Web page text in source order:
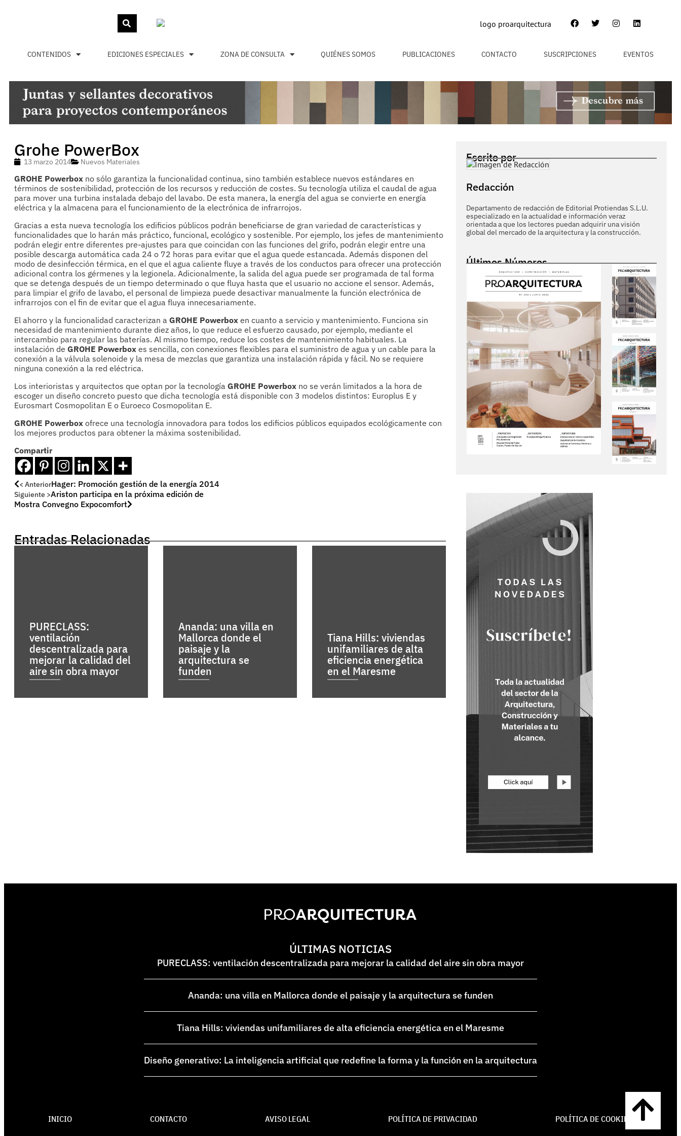
CONTENIDOS EDICIONES ESPECIALES ZONA DE CONSULTA QUIÉNES SOMOS PUBLICACIONES CONTACTO SUSCRIPCIONES EVENTOS
Grohe PowerBox
13 marzo 2014 Nuevos Materiales
GROHE Powerbox no sólo garantiza la funcionalidad continua, sino también establece nuevos estándares en
términos de sostenibilidad, protección de los recursos y reducción de costes. Su tecnología utiliza el caudal de agua
para mover una turbina instalada debajo del lavabo. De esta manera, la energía del agua se convierte en energía
eléctrica y la almacena para el funcionamiento de la electrónica de infrarrojos.
Gracias a esta nueva tecnología los edificios públicos podrán beneficiarse de gran variedad de características y
funcionalidades que lo harán más práctico, funcional, ecológico y sostenible. Por ejemplo, los jefes de mantenimiento
podrán elegir entre diferentes pre-ajustes para que coincidan con las funciones del grifo, podrán elegir entre una
posible descarga automática cada 24 o 72 horas para evitar que el agua quede estancada. Además disponen del
modo de desinfección térmica, en el que el agua caliente fluye a través de los conductos para ofrecer una protección
adicional contra los gérmenes y la legionela. Adicionalmente, la salida del agua puede ser programada de tal forma
que se detenga después de un tiempo determinado o que fluya hasta que el usuario no accione el sensor. Además,
para limpiar el grifo de lavabo, el personal de limpieza puede desactivar manualmente la función electrónica de
infrarrojos con el fin de evitar que el agua fluya innecesariamente.
El ahorro y la funcionalidad caracterizan a GROHE Powerbox en cuanto a servicio y mantenimiento. Funciona sin
necesidad de mantenimiento durante diez años, lo que reduce el esfuerzo causado, por ejemplo, mediante el
intercambio para regular las baterías. Al mismo tiempo, reduce los costes de mantenimiento habituales. La
instalación de GROHE Powerbox es sencilla, con conexiones flexibles para el suministro de agua y un cable para la
conexión a la válvula solenoide y la mesa de mezclas que garantiza una instalación rápida y fácil. No se requiere
ninguna conexión a la red eléctrica.
Los interioristas y arquitectos que optan por la tecnología GROHE Powerbox no se verán limitados a la hora de
escoger un diseño concreto puesto que dicha tecnología está disponible con 3 modelos distintos: Europlus E y
Eurosmart Cosmopolitan E o Euroeco Cosmopolitan E.
GROHE Powerbox ofrece una tecnología innovadora para todos los edificios públicos equipados ecológicamente con
los mejores productos para obtener la máxima sostenibilidad.
Compartir
< AnteriorHager: Promoción gestión de la energía 2014
Siguiente >Ariston participa en la próxima edición de
Mostra Convegno Expocomfort
Entradas Relacionadas
PURECLASS:
ventilación
descentralizada para
mejorar la calidad del
aire sin obra mayor
Ananda: una villa en
Mallorca donde el
paisaje y la
arquitectura se
funden
Tiana Hills: viviendas
unifamiliares de alta
eficiencia energética
en el Maresme
Escrito por
Redacción
Departamento de redacción de Editorial Protiendas S.L.U.
especializado en la actualidad e información veraz
orientada a que los lectores puedan adquirir una visión
global del mercado de la arquitectura y la construcción.
Últimos Números
ÚLTIMAS NOTICIAS
PURECLASS: ventilación descentralizada para mejorar la calidad del aire sin obra mayor
Ananda: una villa en Mallorca donde el paisaje y la arquitectura se funden
Tiana Hills: viviendas unifamiliares de alta eficiencia energética en el Maresme
Diseño generativo: La inteligencia artificial que redefine la forma y la función en la arquitectura
INICIO CONTACTO AVISO LEGAL POLÍTICA DE PRIVACIDAD POLÍTICA DE COOKIES